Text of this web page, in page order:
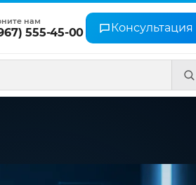
нам
555-45-00 Консультация